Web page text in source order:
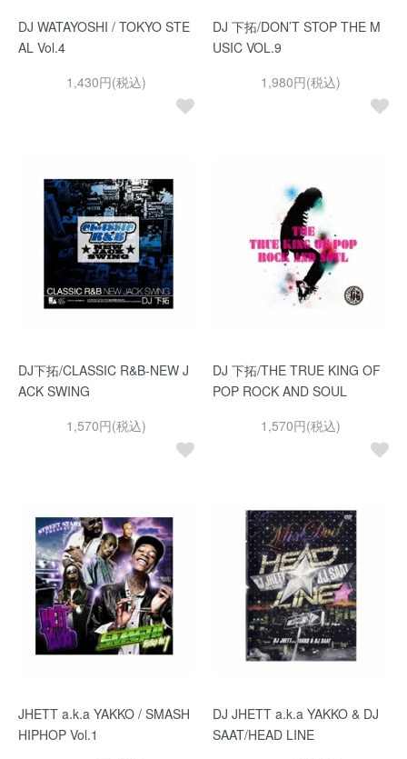
DJ WATAYOSHI / TOKYO STE
AL Vol.4
1,430円(税込)
DJ 下拓/DON’T STOP THE M
USIC VOL.9
1,980円(税込)
DJ下拓/CLASSIC R&B-NEW J
ACK SWING
1,570円(税込)
DJ 下拓/THE TRUE KING OF
POP ROCK AND SOUL
1,570円(税込)
JHETT a.k.a YAKKO / SMASH
HIPHOP Vol.1
DJ JHETT a.k.a YAKKO & DJ
SAAT/HEAD LINE